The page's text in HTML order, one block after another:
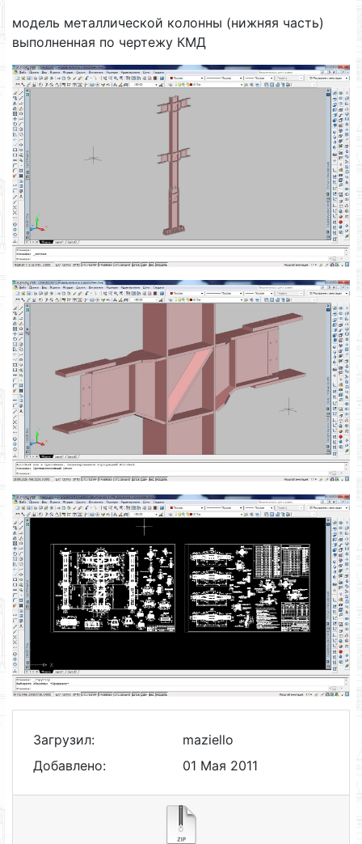
модель металлической колонны (нижняя часть)
выполненная по чертежу КМД
Загрузил:
maziello
Добавлено:
01 Мая 2011